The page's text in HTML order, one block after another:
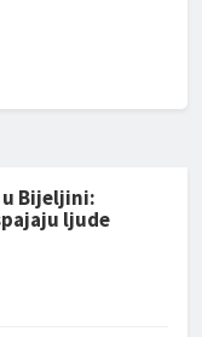
Bijeljini:
ljude